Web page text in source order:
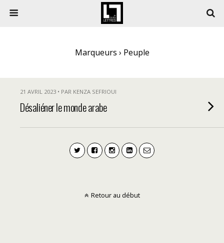
Marqueurs › Peuple
21 AVRIL 2023 • PAR KENZA SEFRIOUI
Désaliéner le monde arabe
Retour au début